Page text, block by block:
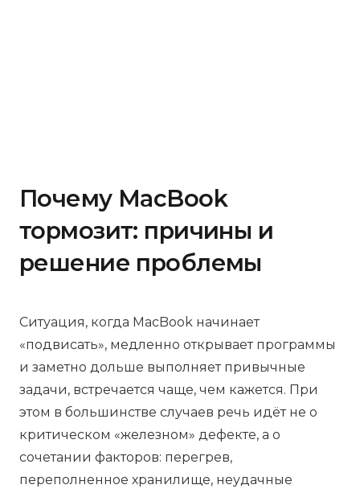
Почему MacBook
тормозит: причины и
решение проблемы
Ситуация, когда MacBook начинает
«подвисать», медленно открывает программы
и заметно дольше выполняет привычные
задачи, встречается чаще, чем кажется. При
этом в большинстве случаев речь идёт не о
критическом «железном» дефекте, а о
сочетании факторов: перегрев,
переполненное хранилище, неудачные